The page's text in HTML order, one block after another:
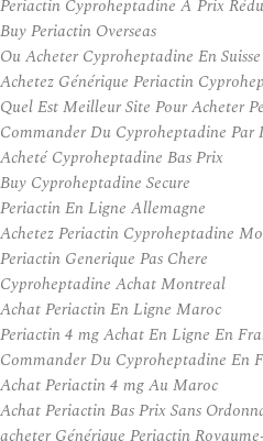
Periactin Cyproheptadine À Prix
Buy Periactin Overseas
Ou Acheter Cyproheptadine En Suisse
Achetez Générique Periactin
Quel Est Meilleur Site Pour Acheter
Commander Du Cyproheptadine Par
Acheté Cyproheptadine Bas Prix
Buy Cyproheptadine Secure
Periactin En Ligne Allemagne
Achetez Periactin Cyproheptadine
Periactin Generique Pas Chere
Cyproheptadine Achat Montreal
Achat Periactin En Ligne Maroc
Periactin 4 mg Achat En Ligne En
Commander Du Cyproheptadine En
Achat Periactin 4 mg Au Maroc
Achat Periactin Bas Prix Sans